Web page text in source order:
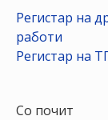
АЖУРИРАЈ
ПОДАТОЦИ
Регистар на
работи
Регистар на
Со почит